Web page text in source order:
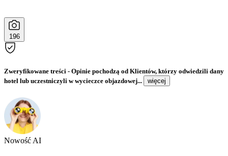
196
Zweryfikowane treści - Opinie pochodzą od Klientów, którzy odwiedzili dany
hotel lub uczestniczyli w wycieczce objazdowej...
więcej
Nowość AI